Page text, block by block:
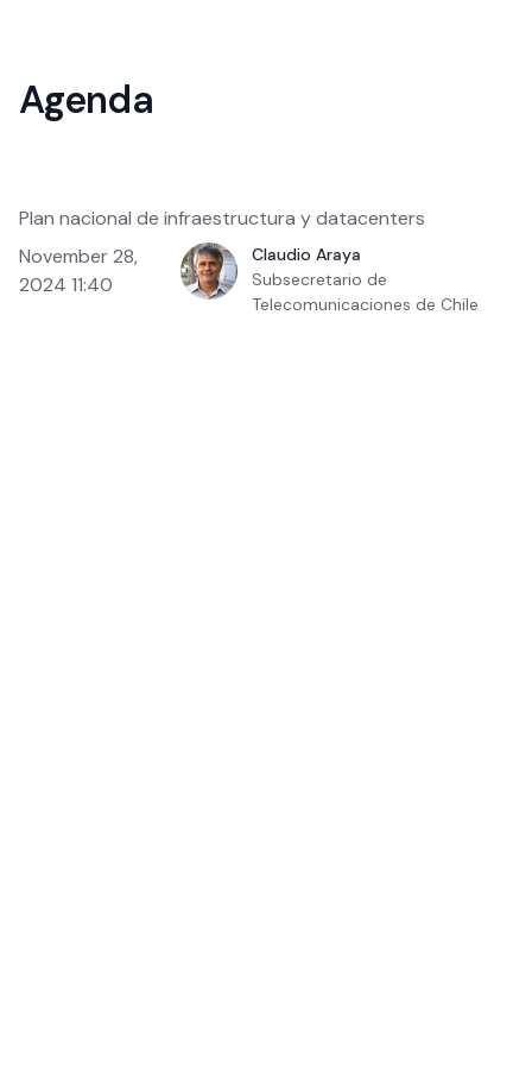
Agenda
Plan nacional de infraestructura y datacenters
November 28,
2024 11:40
Claudio Araya
Subsecretario de
Telecomunicaciones de Chile